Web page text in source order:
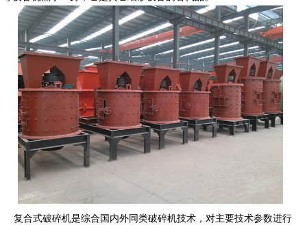
复合式破碎机是综合国内外同类破碎机技术，对主要技术参数进行